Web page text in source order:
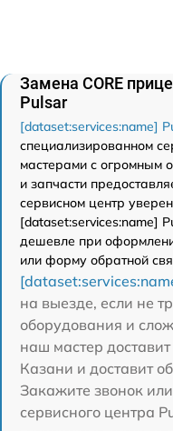
Замена CORE
Pulsar
[dataset:services:name]
специализированном
мастерами с огромным
и запчасти
сервисном центр
[dataset:services:name]
дешевле при
или форму обратной
на выезде, если не
оборудования и
наш мастер
Казани и доставит
Закажите звонок
сервисного центра